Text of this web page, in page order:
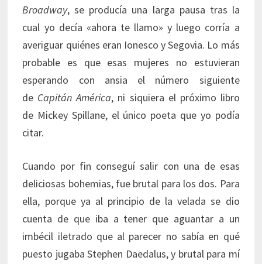
Broadway, se producía una larga pausa tras la
cual yo decía «ahora te llamo» y luego corría a
averiguar quiénes eran Ionesco y Segovia. Lo más
probable es que esas mujeres no estuvieran
esperando con ansia el número siguiente
de Capitán América, ni siquiera el próximo libro
de Mickey Spillane, el único poeta que yo podía
citar.
Cuando por fin conseguí salir con una de esas
deliciosas bohemias, fue brutal para los dos. Para
ella, porque ya al principio de la velada se dio
cuenta de que iba a tener que aguantar a un
imbécil iletrado que al parecer no sabía en qué
puesto jugaba Stephen Daedalus, y brutal para mí